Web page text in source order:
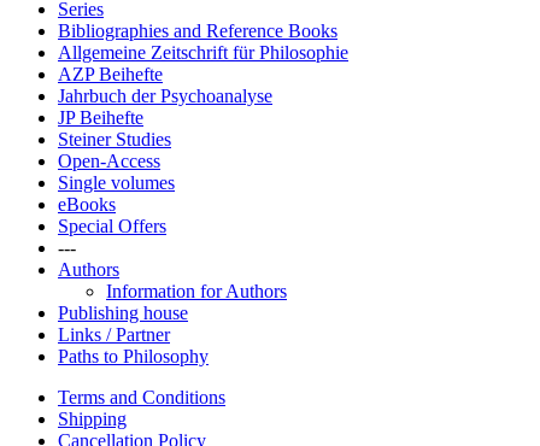
Series
Bibliographies and Reference Books
Allgemeine Zeitschrift für Philosophie
AZP Beihefte
Jahrbuch der Psychoanalyse
JP Beihefte
Steiner Studies
Open-Access
Single volumes
eBooks
Special Offers
---
Authors
Information for Authors
Publishing house
Links / Partner
Paths to Philosophy
Terms and Conditions
Shipping
Cancellation Policy